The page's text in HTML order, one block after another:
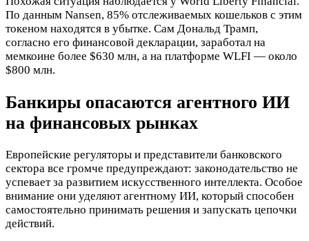
По данным Nansen, 85% отслеживаемых кошельков с этим
токеном находятся в убытке. Сам Дональд Трамп,
согласно его финансовой декларации, заработал на
мемкоине более $630 млн, а на платформе WLFI — около
$800 млн.
Банкиры опасаются агентного ИИ
на финансовых рынках
Европейские регуляторы и представители банковского
сектора все громче предупреждают: законодательство не
успевает за развитием искусственного интеллекта. Особое
внимание они уделяют агентному ИИ, который способен
самостоятельно принимать решения и запускать цепочки
действий.